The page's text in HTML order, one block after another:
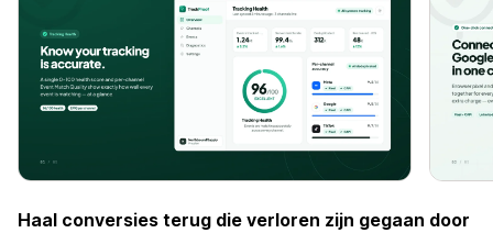
Haal conversies terug die verloren zijn gegaan door